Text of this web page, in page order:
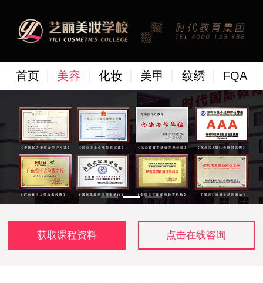
首页 美容 化妆 美甲 纹绣 FQA
获取课程资料 点击在线咨询